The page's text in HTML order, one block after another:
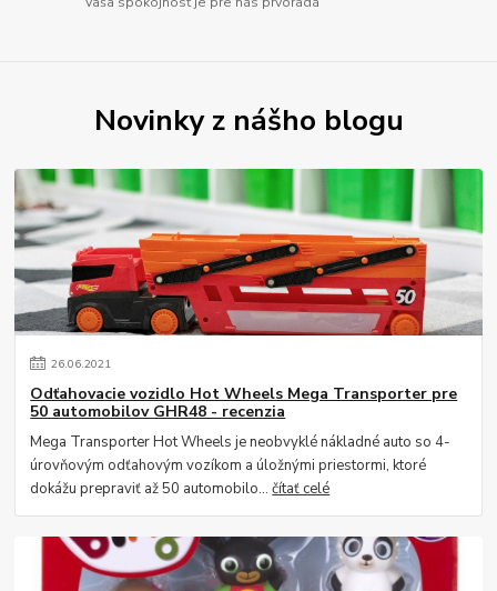
Novinky z nášho blogu
26.06.2021
Odťahovacie vozidlo Hot Wheels Mega Transporter pre
50 automobilov GHR48 - recenzia
Mega Transporter Hot Wheels je neobvyklé nákladné auto so 4-
úrovňovým odťahovým vozíkom a úložnými priestormi, ktoré
dokážu prepraviť až 50 automobilo...čítať celé